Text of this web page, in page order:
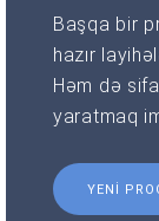
Başqa bir
hazır
Həm də
yaratmaq
YENI